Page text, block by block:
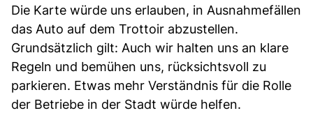
Die Karte würde uns erlauben, in Ausnahmefällen
das Auto auf dem Trottoir abzustellen.
Grundsätzlich gilt: Auch wir halten uns an klare
Regeln und bemühen uns, rücksichtsvoll zu
parkieren. Etwas mehr Verständnis für die Rolle
der Betriebe in der Stadt würde helfen.